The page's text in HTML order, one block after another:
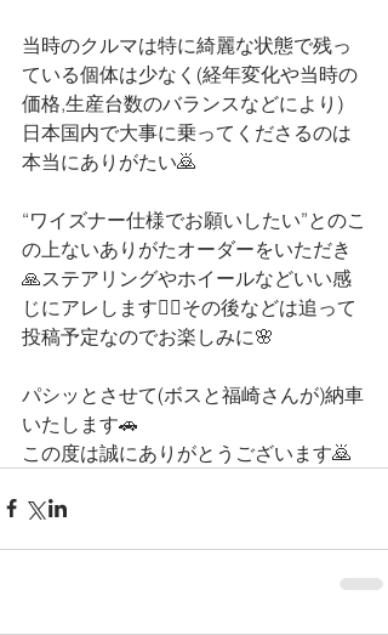
当時のクルマは特に綺麗な状態で残っ
ている個体は少なく(経年変化や当時の
価格,生産台数のバランスなどにより)
日本国内で大事に乗ってくださるのは
本当にありがたい🙇
“ワイズナー仕様でお願いしたい”とのこ
の上ないありがたオーダーをいただき
🙏ステアリングやホイールなどいい感
じにアレします💁‍♀️その後などは追って
投稿予定なのでお楽しみに🌸
パシッとさせて(ボスと福崎さんが)納車
いたします🚗
この度は誠にありがとうございます🙇